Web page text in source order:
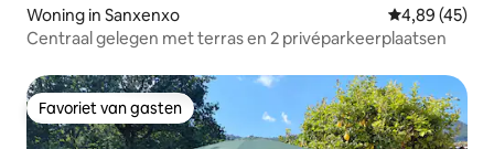
Woning in Sanxenxo Gemiddelde
4,89 (45)
Centraal gelegen met terras en 2 privéparkeerplaatsen
Favoriet van gasten
Favoriet van gasten